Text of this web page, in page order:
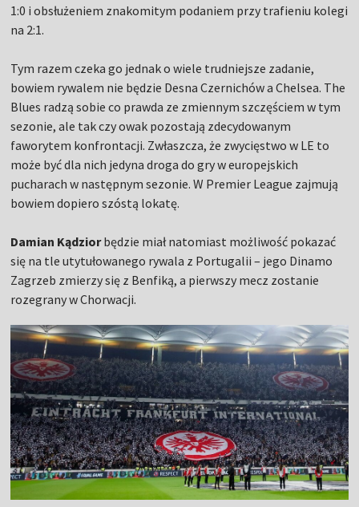
1:0 i obsłużeniem znakomitym podaniem przy trafieniu kolegi
na 2:1.
Tym razem czeka go jednak o wiele trudniejsze zadanie,
bowiem rywalem nie będzie Desna Czernichów a Chelsea. The
Blues radzą sobie co prawda ze zmiennym szczęściem w tym
sezonie, ale tak czy owak pozostają zdecydowanym
faworytem konfrontacji. Zwłaszcza, że zwycięstwo w LE to
może być dla nich jedyna droga do gry w europejskich
pucharach w następnym sezonie. W Premier League zajmują
bowiem dopiero szóstą lokatę.
Damian Kądziorbędzie miał natomiast możliwość pokazać
się na tle utytułowanego rywala z Portugalii – jego Dinamo
Zagrzeb zmierzy się z Benfiką, a pierwszy mecz zostanie
rozegrany w Chorwacji.